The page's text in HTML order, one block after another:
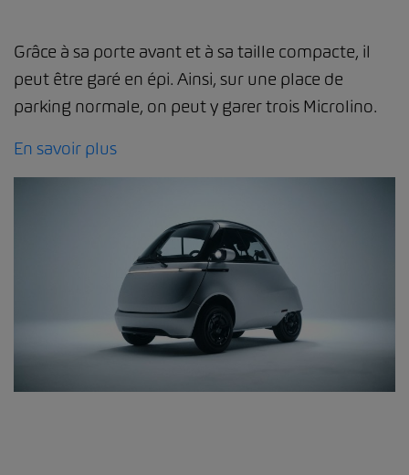
Grâce à sa porte avant et à sa taille compacte, il
peut être garé en épi. Ainsi, sur une place de
parking normale, on peut y garer trois Microlino.
En savoir plus